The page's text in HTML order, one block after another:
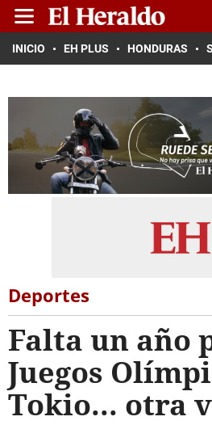
INICIO EH PLUS HONDURAS
Deportes
Falta un año
Juegos
Tokio... otra